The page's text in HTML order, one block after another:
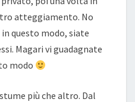
atteggiamento. No
questo modo, siate
Magari vi guadagnate
modo
più che altro. Dal